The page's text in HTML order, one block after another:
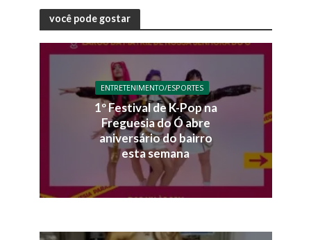
você pode gostar
ENTRETENIMENTO/ESPORTES
1º Festival de K-Pop na
Freguesia do Ó abre
aniversário do bairro
esta semana